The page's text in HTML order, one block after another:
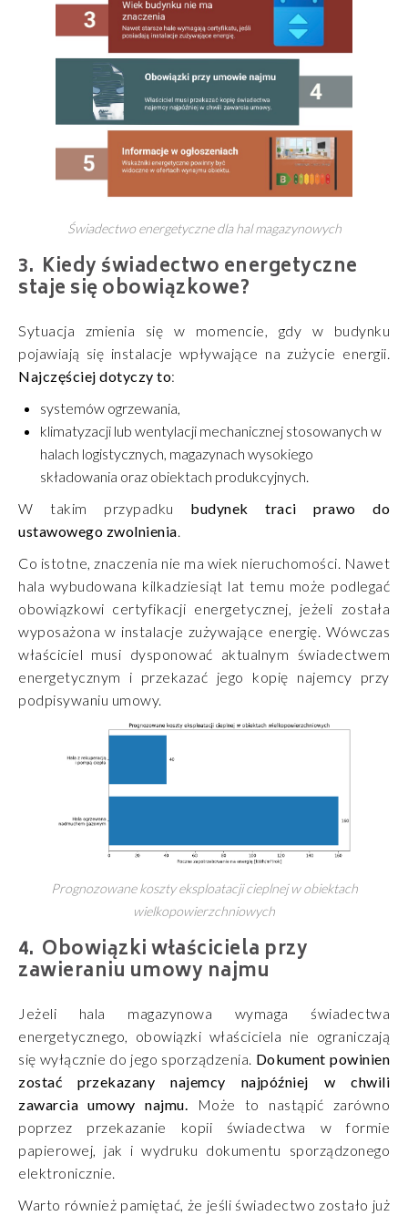
Świadectwo energetyczne dla hal magazynowych
Kiedy świadectwo energetyczne
staje się obowiązkowe?
Sytuacja zmienia się w momencie, gdy w budynku
pojawiają się instalacje wpływające na zużycie energii.
Najczęściej dotyczy to:
systemów ogrzewania,
klimatyzacji lub wentylacji mechanicznej stosowanych w
halach logistycznych, magazynach wysokiego
składowania oraz obiektach produkcyjnych.
W takim przypadku budynek traci prawo do
ustawowego zwolnienia
Co istotne, znaczenia nie ma wiek nieruchomości. Nawet
hala wybudowana kilkadziesiąt lat temu może podlegać
obowiązkowi certyfikacji energetycznej, jeżeli została
wyposażona w instalacje zużywające energię. Wówczas
właściciel musi dysponować aktualnym świadectwem
energetycznym i przekazać jego kopię najemcy przy
podpisywaniu umowy.
Prognozowane koszty eksploatacji cieplnej w obiektach
wielkopowierzchniowych
Obowiązki właściciela przy
zawieraniu umowy najmu
Jeżeli hala magazynowa wymaga świadectwa
energetycznego, obowiązki właściciela nie ograniczają
się wyłącznie do jego sporządzenia. Dokument powinien
zostać przekazany najemcy najpóźniej w chwili
zawarcia umowy najmu. Może to nastąpić zarówno
poprzez przekazanie kopii świadectwa w formie
papierowej, jak i wydruku dokumentu sporządzonego
elektronicznie.
Warto również pamiętać, że jeśli świadectwo zostało już